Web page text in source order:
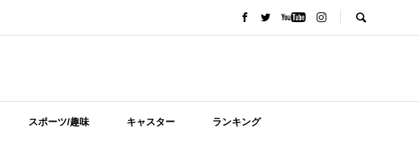
スポーツ/趣味 キャスター ランキング